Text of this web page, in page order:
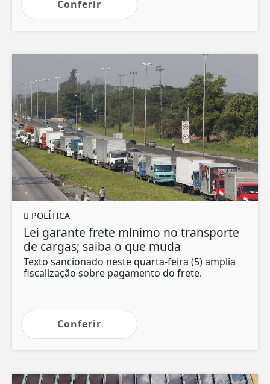
Conferir
POLÍTICA
Lei garante frete mínimo no transporte
de cargas; saiba o que muda
Texto sancionado neste quarta-feira (5) amplia
fiscalização sobre pagamento do frete.
Conferir